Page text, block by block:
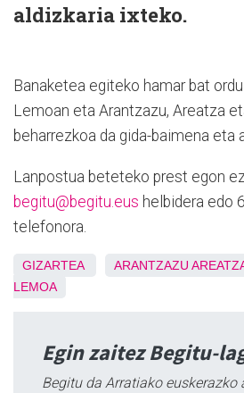
aldizkaria ixteko.
Banaketea egiteko hamar bat
Lemoan eta Arantzazu, Areatza
beharrezkoa da gida-baimena eta
Lanpostua beteteko prest egon
begitu@begitu.eus helbidera edo
telefonora.
GIZARTEA ARANTZAZU
LEMOA
Egin zaitez Begitu-
Begitu da Arratiako euskerazko